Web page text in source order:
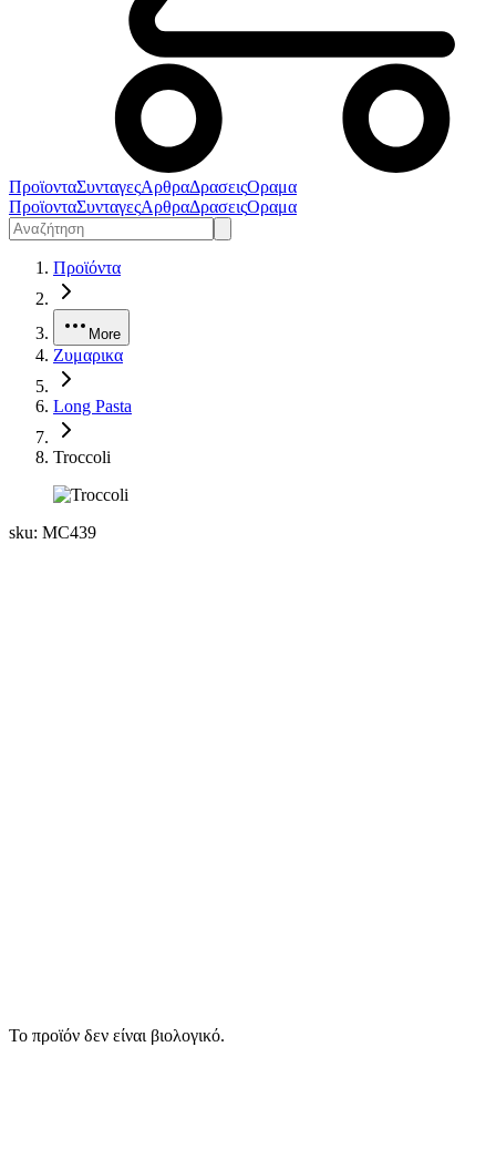
ΠροϊονταΣυνταγεςΑρθραΔρασειςΟραμα
ΠροϊονταΣυνταγεςΑρθραΔρασειςΟραμα
Προϊόντα
More
Ζυμαρικα
Long Pasta
Troccoli
sku: MC439
Το προϊόν δεν είναι βιολογικό.